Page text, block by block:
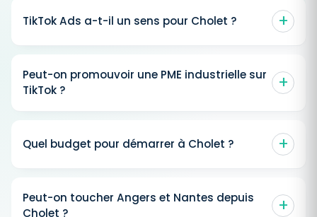
TikTok Ads a-t-il un sens pour Cholet ?
Peut-on promouvoir une PME industrielle sur
TikTok ?
Quel budget pour démarrer à Cholet ?
Peut-on toucher Angers et Nantes depuis
Cholet ?